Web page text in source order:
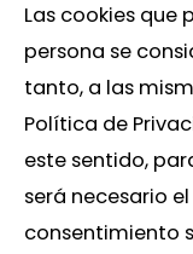
Las cookies que
persona se
tanto, a las
Política de
este sentido,
será necesario
consentimiento